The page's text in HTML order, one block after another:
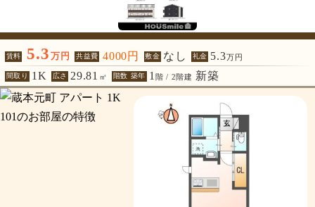
賃料 5.3 万円 共益費 4000円 敷金 なし 礼金 5.3万円
間取り 1K 広さ 29.81 ㎡ 階数 築年 1 階 / 2階建 新築